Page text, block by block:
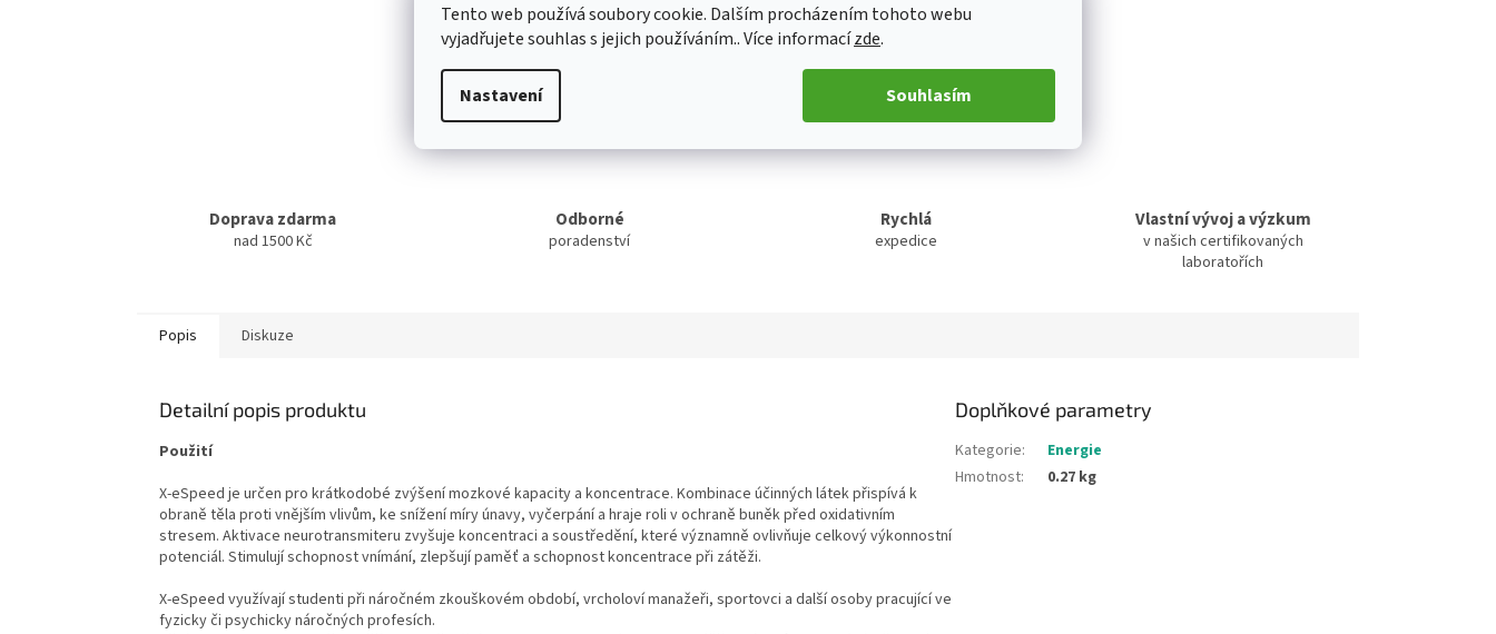
Tento web používá soubory cookie. Dalším procházením tohoto webu
vyjadřujete souhlas s jejich používáním.. Více informacízde.
Nastavení Souhlasím
TISK ZEPTAT SE
Doprava zdarma
nad 1500 Kč
Odborné
poradenství
Rychlá
expedice
Vlastní vývoj a výzkum
v našich certifikovaných
laboratořích
Popis Diskuze
Detailní popis produktu
Použití
X-eSpeed je určen pro krátkodobé zvýšení mozkové kapacity a koncentrace. Kombinace účinných látek přispívá k
obraně těla proti vnějším vlivům, ke snížení míry únavy, vyčerpání a hraje roli v ochraně buněk před oxidativním
stresem. Aktivace neurotransmiteru zvyšuje koncentraci a soustředění, které významně ovlivňuje celkový výkonnostní
potenciál. Stimulují schopnost vnímání, zlepšují paměť a schopnost koncentrace při zátěži.
X-eSpeed využívají studenti při náročném zkouškovém období, vrcholoví manažeři, sportovci a další osoby pracující ve
fyzicky či psychicky náročných profesích.
Doplňkové parametry
Kategorie:
Energie
Hmotnost: 0.27 kg